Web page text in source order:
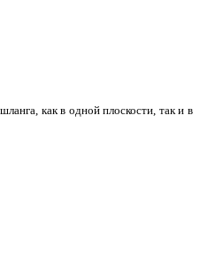
как в одной плоскости, так и в